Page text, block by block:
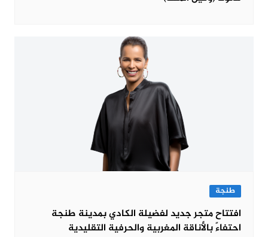
طنجة
افتتاح متجر جديد لفضيلة الكادي بمدينة طنجة
احتفاءً بالأناقة المغربية والحرفية التقليدية